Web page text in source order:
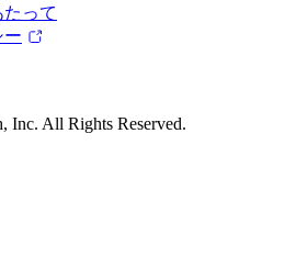
って
ー
Inc. All Rights Reserved.